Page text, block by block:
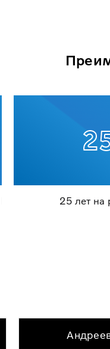
25 лет на